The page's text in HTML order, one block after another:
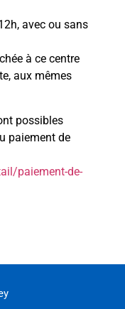
avec ou sans
à ce centre
aux mêmes
possibles
paiement de
paiement-de-